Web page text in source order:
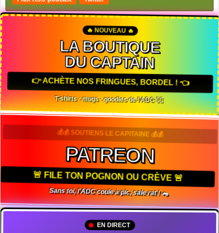
🔥 NOUVEAU 🔥
LA BOUTIQUE
DU CAPTAIN
👉 ACHÈTE NOS FRINGUES, BORDEL ! 👈
T-shirts · mugs · goodies de l'ADC 🏴‍☠️
💰💰 SOUTIENS LE CAPITAINE 💰💰
PATREON
🚨 FILE TON POGNON OU CRÈVE 🚨
Sans toi, l'ADC coule à pic, sale rat ! 🐀
EN DIRECT